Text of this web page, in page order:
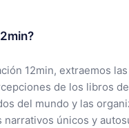
12min, extraemos
de los libros
del mundo y las
narrativos únicos y